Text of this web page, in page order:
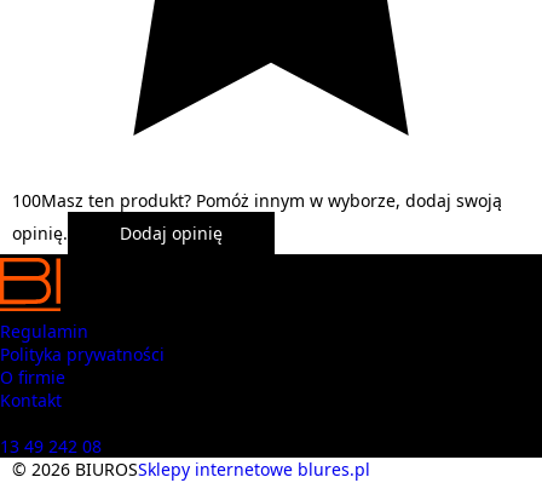
100Masz ten produkt? Pomóż innym w wyborze, dodaj swoją
opinię.
Dodaj opinię
Regulamin
Polityka prywatności
O firmie
Kontakt
13 49 242 08
© 2026 BIUROSSklepy internetowe blures.pl